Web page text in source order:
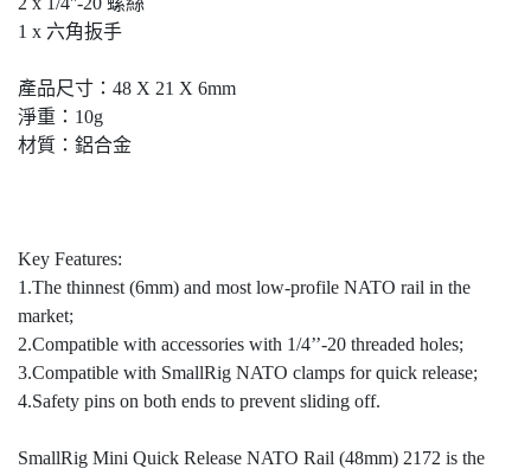
1 x 六角扳手
產品尺寸：48 X 21 X 6mm
淨重：10g
材質：鋁合金
Key Features:
1.The thinnest (6mm) and most low-profile NATO rail in the
market;
2.Compatible with accessories with 1/4’’-20 threaded holes;
3.Compatible with SmallRig NATO clamps for quick release;
4.Safety pins on both ends to prevent sliding off.
SmallRig Mini Quick Release NATO Rail (48mm) 2172 is the